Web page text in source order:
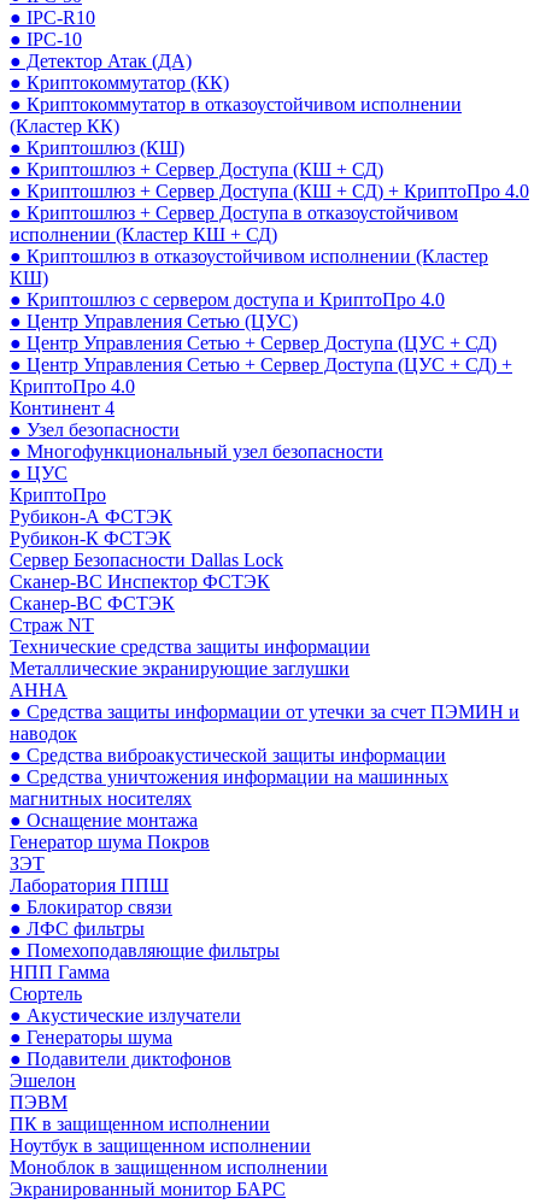
● IPC-R10
● IPC-10
● Детектор Атак (ДА)
● Криптокоммутатор (КК)
● Криптокоммутатор в отказоустойчивом исполнении
(Кластер КК)
● Криптошлюз (КШ)
● Криптошлюз + Сервер Доступа (КШ + СД)
● Криптошлюз + Сервер Доступа (КШ + СД) + КриптоПро 4.0
● Криптошлюз + Сервер Доступа в отказоустойчивом
исполнении (Кластер КШ + СД)
● Криптошлюз в отказоустойчивом исполнении (Кластер
КШ)
● Криптошлюз с сервером доступа и КриптоПро 4.0
● Центр Управления Сетью (ЦУС)
● Центр Управления Сетью + Сервер Доступа (ЦУС + СД)
● Центр Управления Сетью + Сервер Доступа (ЦУС + СД) +
КриптоПро 4.0
Континент 4
● Узел безопасности
● Многофункциональный узел безопасности
● ЦУС
КриптоПро
Рубикон-А ФСТЭК
Рубикон-К ФСТЭК
Сервер Безопасности Dallas Lock
Сканер-ВС Инспектор ФСТЭК
Сканер-ВС ФСТЭК
Страж NT
Технические средства защиты информации
Металлические экранирующие заглушки
АННА
● Средства защиты информации от утечки за счет ПЭМИН и
наводок
● Средства виброакустической защиты информации
● Средства уничтожения информации на машинных
магнитных носителях
● Оснащение монтажа
Генератор шума Покров
ЗЭТ
Лаборатория ППШ
● Блокиратор связи
● ЛФС фильтры
● Помехоподавляющие фильтры
НПП Гамма
Сюртель
● Акустические излучатели
● Генераторы шума
● Подавители диктофонов
Эшелон
ПЭВМ
ПК в защищенном исполнении
Ноутбук в защищенном исполнении
Моноблок в защищенном исполнении
Экранированный монитор БАРС